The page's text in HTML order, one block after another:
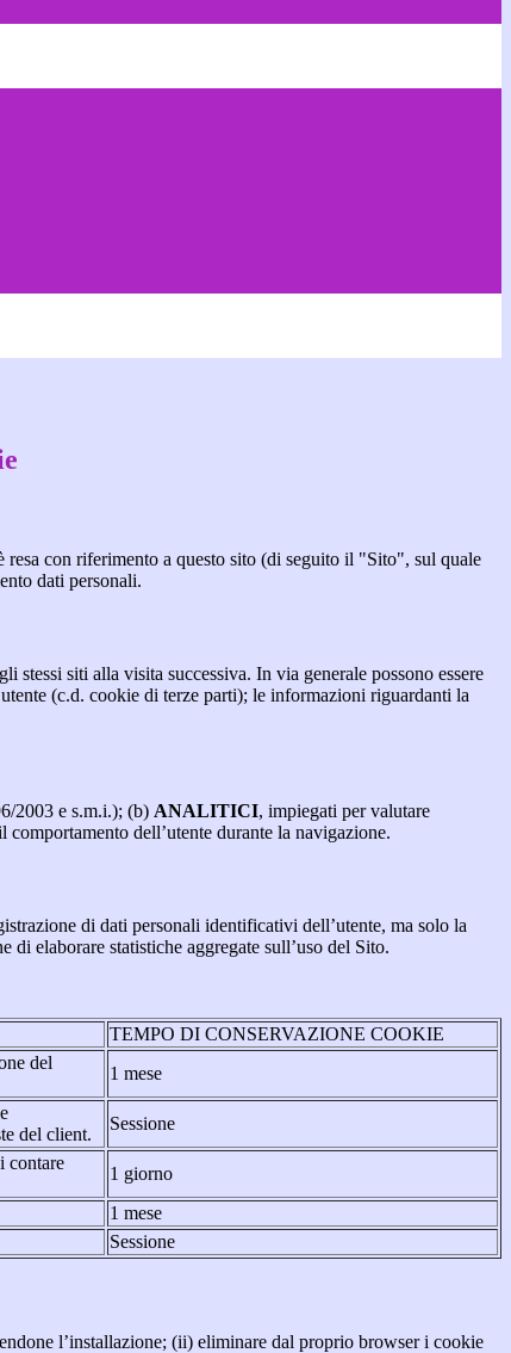
resa con riferimento a questo sito (di seguito il "Sito", sul quale
dati personali.
siti alla visita successiva. In via generale possono essere
(c.d. cookie di terze parti); le informazioni riguardanti la
2003 e s.m.i.); (b) ANALITICI, impiegati per valutare
comportamento dell’utente durante la navigazione.
di dati personali identificativi dell’utente, ma solo la
elaborare statistiche aggregate sull’uso del Sito.
TEMPO DI CONSERVAZIONE COOKIE
del
1 mese
del client.
Sessione
contare
1 giorno
1 mese
Sessione
l’installazione; (ii) eliminare dal proprio browser i cookie